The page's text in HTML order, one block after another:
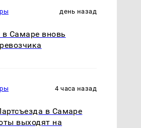
и
были украдены 18
миллионов рублей
день назад
Самаре вновь
4 часа назад
в Самаре
выходят на